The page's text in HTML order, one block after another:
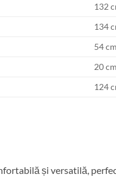
132
134
54 cm
20 cm
124
și versatilă,